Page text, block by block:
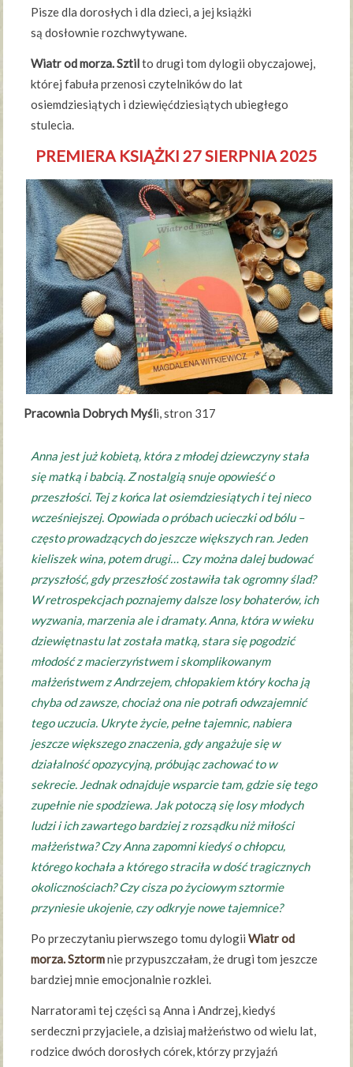
Pisze dla dorosłych i dla dzieci, a jej książki
są dosłownie rozchwytywane.
Wiatr od morza. Sztilto drugi tom dylogii obyczajowej,
której fabuła przenosi czytelników do lat
osiemdziesiątych i dziewięćdziesiątych ubiegłego
stulecia.
PREMIERA KSIĄŻKI 27 SIERPNIA 2025
Pracownia Dobrych Myśli, stron 317
Anna jest już kobietą, która z młodej dziewczyny stała
się matką i babcią. Z nostalgią snuje opowieść o
przeszłości. Tej z końca lat osiemdziesiątych i tej nieco
wcześniejszej. Opowiada o próbach ucieczki od bólu –
często prowadzących do jeszcze większych ran. Jeden
kieliszek wina, potem drugi… Czy można dalej budować
przyszłość, gdy przeszłość zostawiła tak ogromny ślad?
W retrospekcjach poznajemy dalsze losy bohaterów, ich
wyzwania, marzenia ale i dramaty. Anna, która w wieku
dziewiętnastu lat została matką, stara się pogodzić
młodość z macierzyństwem i skomplikowanym
małżeństwem z Andrzejem, chłopakiem który kocha ją
chyba od zawsze, chociaż ona nie potrafi odwzajemnić
tego uczucia. Ukryte życie, pełne tajemnic, nabiera
jeszcze większego znaczenia, gdy angażuje się w
działalność opozycyjną, próbując zachować to w
sekrecie. Jednak odnajduje wsparcie tam, gdzie się tego
zupełnie nie spodziewa. Jak potoczą się losy młodych
ludzi i ich zawartego bardziej z rozsądku niż miłości
małżeństwa? Czy Anna zapomni kiedyś o chłopcu,
którego kochała a którego straciła w dość tragicznych
okolicznościach? Czy cisza po życiowym sztormie
przyniesie ukojenie, czy odkryje nowe tajemnice?
Po przeczytaniu pierwszego tomu dylogiiWiatr od
morza. Sztormnie przypuszczałam, że drugi tom jeszcze
bardziej mnie emocjonalnie rozklei.
Narratorami tej części są Anna i Andrzej, kiedyś
serdeczni przyjaciele, a dzisiaj małżeństwo od wielu lat,
rodzice dwóch dorosłych córek, którzy przyjaźń